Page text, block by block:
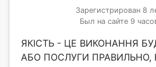
Зарегистрирован 8
Был на сайте 9
ЯКІСТЬ - ЦЕ ВИКОНАННЯ
АБО ПОСЛУГИ ПРАВИЛЬНО,